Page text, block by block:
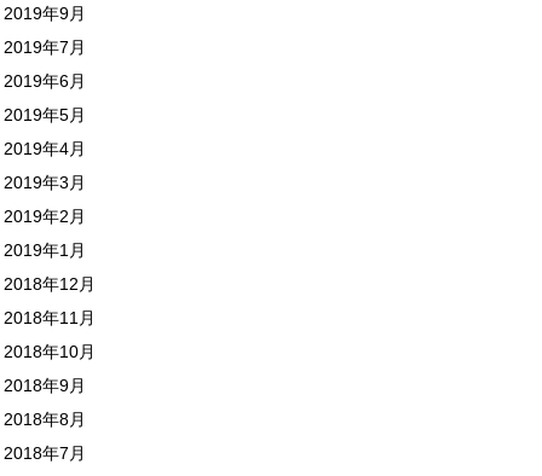
2019年9月
2019年7月
2019年6月
2019年5月
2019年4月
2019年3月
2019年2月
2019年1月
2018年12月
2018年11月
2018年10月
2018年9月
2018年8月
2018年7月